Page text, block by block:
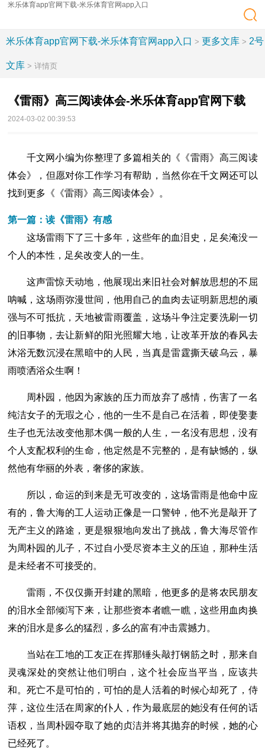
米乐体育app官网下载-米乐体育官网app入口
米乐体育app官网下载-米乐体育官网app入口 > 更多文库 > 2号
文库 > 详情页
《雷雨》高三阅读体会-米乐体育app官网下载
2024-03-02 00:39:53
千文网小编为你整理了多篇相关的《《雷雨》高三阅读
体会》，但愿对你工作学习有帮助，当然你在千文网还可以
找到更多《《雷雨》高三阅读体会》。
第一篇：读《雷雨》有感
这场雷雨下了三十多年，这些年的血泪史，足矣淹没一
个人的本性，足矣改变人的一生。
这声雷惊天动地，他展现出来旧社会对解放思想的不屈
呐喊，这场雨弥漫世间，他用自己的血肉去证明新思想的顽
强与不可抵抗，天地被雷雨覆盖，这场斗争注定要洗刷一切
的旧事物，去让新鲜的阳光照耀大地，让改革开放的春风去
沐浴无数沉浸在黑暗中的人民，当真是雷霆撕天破乌云，暴
雨喷洒浴众生啊！
周朴园，他因为家族的压力而放弃了感情，伤害了一名
纯洁女子的无瑕之心，他的一生不是自己在活着，即使娶妻
生子也无法改变他那木偶一般的人生，一名没有思想，没有
个人支配权利的生命，他定然是不完整的，是有缺憾的，纵
然他有华丽的外表，奢侈的家族。
所以，命运的到来是无可改变的，这场雷雨是他命中应
有的，鲁大海的工人运动正像是一口警钟，他不光是敲开了
无产主义的路途，更是狠狠地向发出了挑战，鲁大海尽管作
为周朴园的儿子，不过自小受尽资本主义的压迫，那种生活
是未经者不可接受的。
雷雨，不仅仅撕开封建的黑暗，他更多的是将农民朋友
的泪水全部倾泻下来，让那些资本者瞧一瞧，这些用血肉换
来的泪水是多么的猛烈，多么的富有冲击震撼力。
当站在工地的工友正在挥那锤头敲打钢筋之时，那来自
灵魂深处的突然让他们明白，这个社会应当平当，应该共
和。死亡不是可怕的，可怕的是人活着的时候心却死了，侍
萍，这位生活在周家的仆人，作为最底层的她没有任何的话
语权，当周朴园夺取了她的贞洁并将其抛弃的时候，她的心
已经死了。